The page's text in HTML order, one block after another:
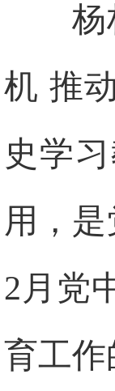
机 推
史学
用，
2月党
育工